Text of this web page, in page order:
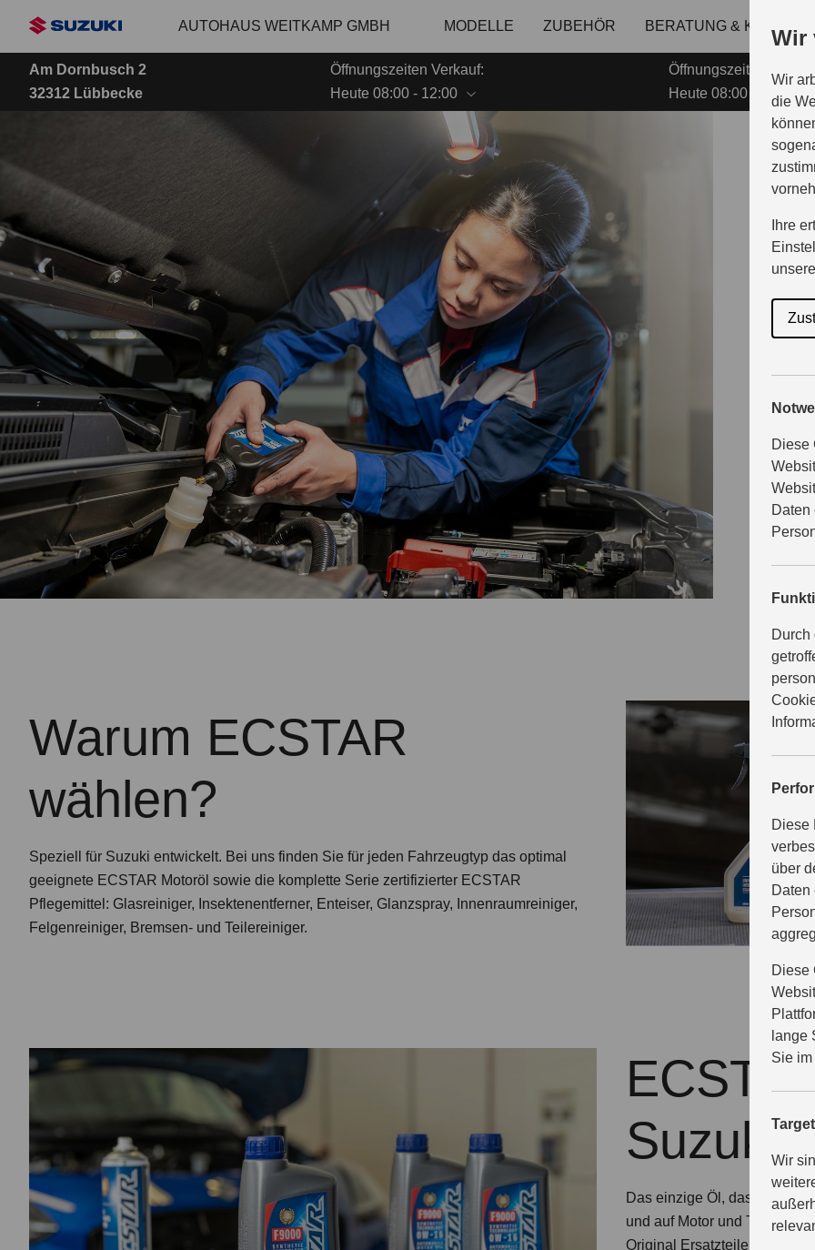
Wir
Wir
die
Ihre
Diese
Daten
Durch
Diese
über
Daten
Diese
lange
Sie
Wir
Hauptinhalt
AUTOHAUS WEITKAMP GMBH MODELLE ZUBEHÖR BERATUNG & KAUF
Am Dornbusch 2
32312 Lübbecke
Öffnungszeiten Verkauf:
Heute 08:00 - 12:00
Öffnungszeiten Service:
Heute 08:00 - 12:00
Suzuki
von
Warum ECSTAR
wählen?
Speziell für Suzuki entwickelt. Bei uns finden Sie für jeden Fahrzeugtyp das optimal
geeignete ECSTAR Motoröl sowie die komplette Serie zertifizierter ECSTAR
Pflegemittel: Glasreiniger, Insektenentferner, Enteiser, Glanzspray, Innenraumreiniger,
Felgenreiniger, Bremsen- und Teilereiniger.
Suzuki
Das einzige Öl, das nach
und auf Motor und Teile
Original Ersatzteilen und